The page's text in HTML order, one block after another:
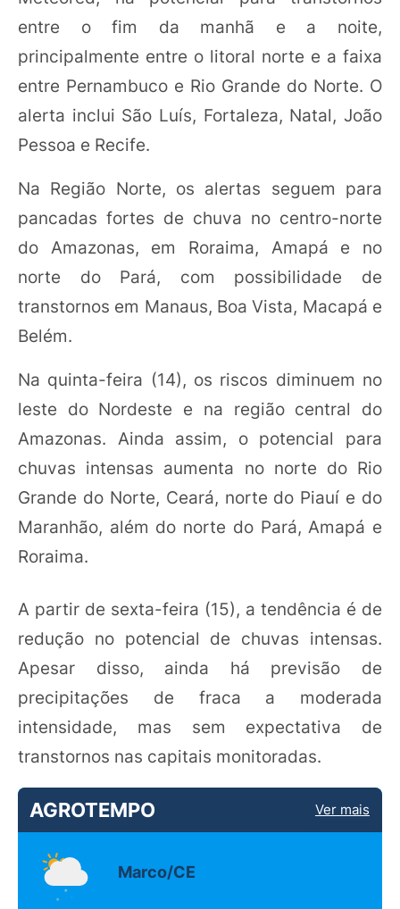
entre o fim da manhã e a noite,
principalmente entre o litoral norte e a faixa
entre Pernambuco e Rio Grande do Norte. O
alerta inclui São Luís, Fortaleza, Natal, João
Pessoa e Recife.
Na Região Norte, os alertas seguem para
pancadas fortes de chuva no centro-norte
do Amazonas, em Roraima, Amapá e no
norte do Pará, com possibilidade de
transtornos em Manaus, Boa Vista, Macapá e
Belém.
Na quinta-feira (14), os riscos diminuem no
leste do Nordeste e na região central do
Amazonas. Ainda assim, o potencial para
chuvas intensas aumenta no norte do Rio
Grande do Norte, Ceará, norte do Piauí e do
Maranhão, além do norte do Pará, Amapá e
Roraima.
A partir de sexta-feira (15), a tendência é de
redução no potencial de chuvas intensas.
Apesar disso, ainda há previsão de
precipitações de fraca a moderada
intensidade, mas sem expectativa de
transtornos nas capitais monitoradas.
AGROTEMPO Ver mais
Marco/CE